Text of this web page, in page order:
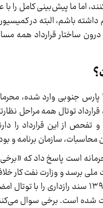
ما پیش‌بینی کامل را با
داشته باشم، البته در
درون ساختار قرارداد
یکی از انتقادهایی که به قرارداد توسعه
توتال همه مراحل
تفحص از این قرارداد را
سازمان برنامه و
تصویب شده و ما در تاریخ هشتم بهمن
شده است. برخی سوال